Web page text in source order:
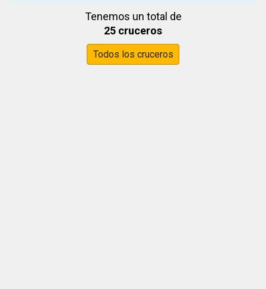
Tenemos un total de
25 cruceros
Todos los cruceros